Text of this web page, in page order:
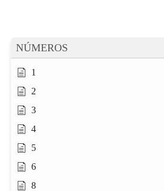
NÚMEROS
1
2
3
4
5
6
8